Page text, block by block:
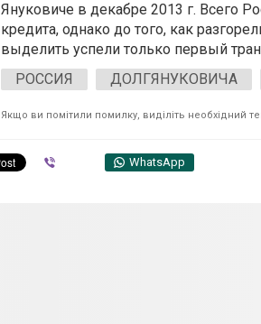
Януковиче в декабре 2013 г. Всего
кредита, однако до того, как
выделить успели только первый
РОССИЯ
ДОЛГЯНУКОВИЧА
Якщо ви помітили помилку, виділіть необхідний
WhatsApp